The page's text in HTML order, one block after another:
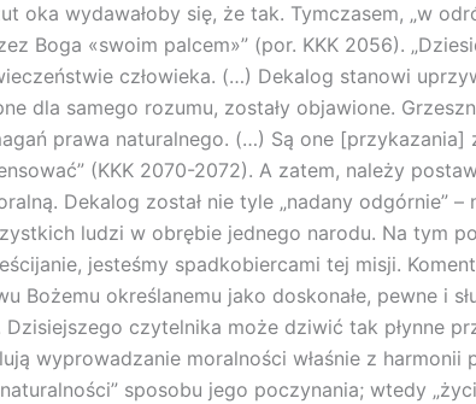
oka wydawałoby się, że tak. Tymczasem, „w
Boga «swoim palcem»” (por. KKK 2056).
człowieka. (…) Dekalog stanowi
dla samego rozumu, zostały objawione.
prawa naturalnego. (…) Są one
(KKK 2070-2072). A zatem, należy
Dekalog został nie tyle „nadany odgórnie”
ludzi w obrębie jednego narodu. Na tym
jesteśmy spadkobiercami tej misji.
Bożemu określanemu jako doskonałe, pewne i
czytelnika może dziwić tak płynne
wyprowadzanie moralności właśnie z
sposobu jego poczynania; wtedy